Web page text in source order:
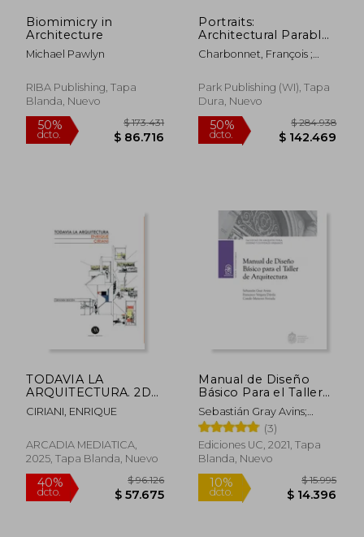
Biomimicry in
Architecture
Michael Pawlyn
RIBA Publishing, Tapa
Blanda, Nuevo
50%
$ 86.716
Portraits:
Architectural Parables
(en Inglés)
Charbonnet, François ;
Marine
Park Publishing (WI), Tapa
Dura, Nuevo
TODAVIA LA
ARQUITECTURA. 2DA
EDICION
CIRIANI, ENRIQUE
ARCADIA MEDIATICA,
2025, Tapa Blanda, Nuevo
Manual de Diseño
Básico Para el Taller
de Arquitectura
Sebastián Gray Avins;
Francisco Vergara Dávila;
Camilo Meneses Ferrada
(3)
Ediciones UC, 2021, Tapa
Blanda, Nuevo